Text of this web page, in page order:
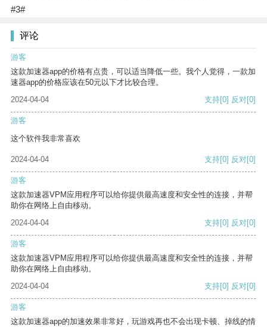
#3#
评论
游客
这款加速器app的价格有点贵，可以适当降低一些。我个人觉得，一款加
速器app的价格应该在50元以下才比较合理。
2024-04-04
支持[0] 反对[0]
游客
这个软件我非常喜欢
2024-04-04 支持[0] 反对[0]
游客
这款加速器VPM应用程序可以给你提供最高速度和安全性的连接，并帮
助你在网络上自由移动。
2024-04-04
支持[0] 反对[0]
游客
这款加速器VPM应用程序可以给你提供最高速度和安全性的连接，并帮
助你在网络上自由移动。
2024-04-04
支持[0] 反对[0]
游客
这款加速器app的加速效果非常好，玩游戏再也不会出现卡顿、掉线的情